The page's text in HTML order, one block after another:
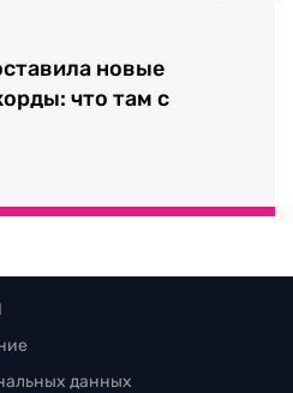
новые
что там с
данных